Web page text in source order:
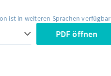
ist in weiteren Sprachen verfügbar
PDF öffnen